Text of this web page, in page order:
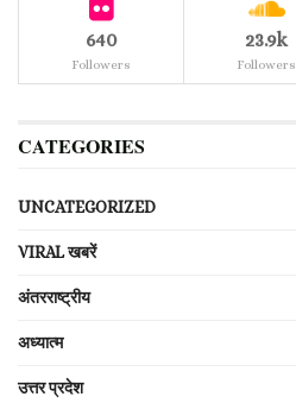
640
Followers
23.9k
Followers
CATEGORIES
UNCATEGORIZED
VIRAL खबरें
अंतरराष्ट्रीय
अध्यात्म
उत्तर प्रदेश